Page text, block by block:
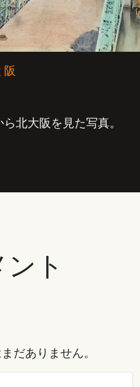
北大阪を見た写真。
ント
だありません。